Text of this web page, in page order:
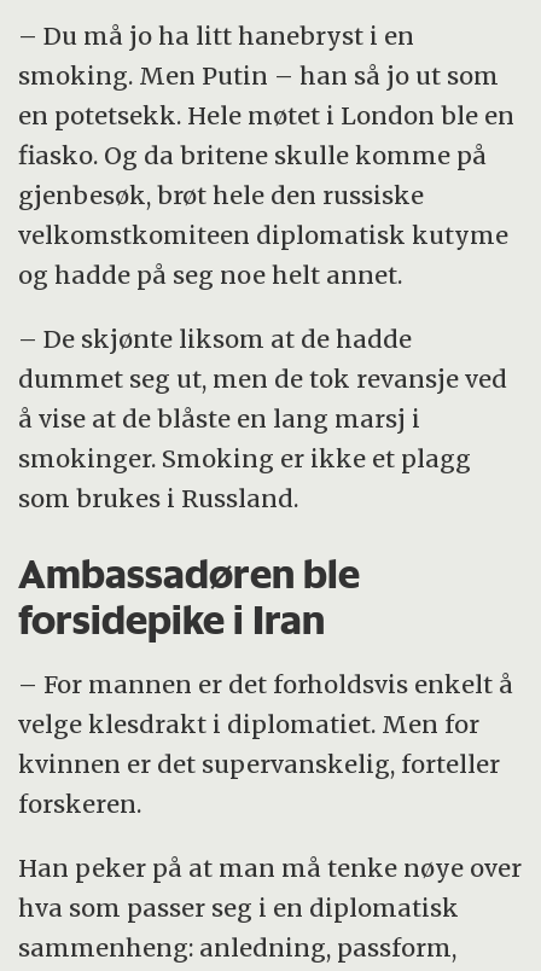
– Du må jo ha litt hanebryst i en
smoking. Men Putin – han så jo ut som
en potetsekk. Hele møtet i London ble en
fiasko. Og da britene skulle komme på
gjenbesøk, brøt hele den russiske
velkomstkomiteen diplomatisk kutyme
og hadde på seg noe helt annet.
– De skjønte liksom at de hadde
dummet seg ut, men de tok revansje ved
å vise at de blåste en lang marsj i
smokinger. Smoking er ikke et plagg
som brukes i Russland.
Ambassadøren ble
forsidepike i Iran
– For mannen er det forholdsvis enkelt å
velge klesdrakt i diplomatiet. Men for
kvinnen er det supervanskelig, forteller
forskeren.
Han peker på at man må tenke nøye over
hva som passer seg i en diplomatisk
sammenheng: anledning, passform,